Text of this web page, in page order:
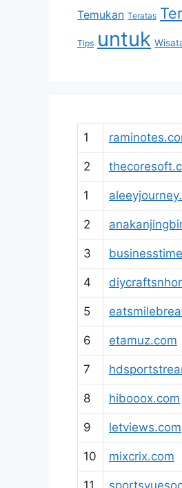
Temukan Teratas
Tips untuk
1
2
1
2
3
4
5
6 etamuz.com
7
8 hibooox.com
9 letviews.com
10 mixcrix.com
11